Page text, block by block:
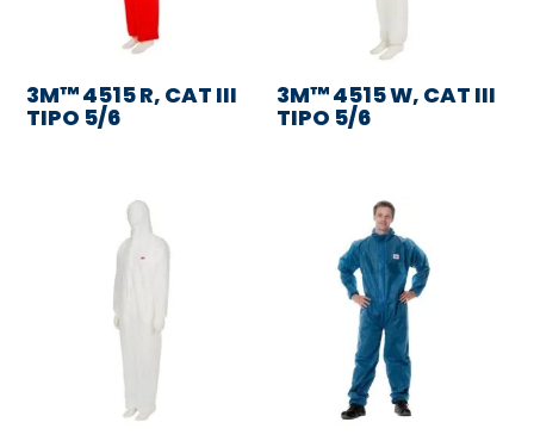
3M™ 4515 R, CAT III
TIPO 5/6
3M™ 4515 W, CAT III
TIPO 5/6